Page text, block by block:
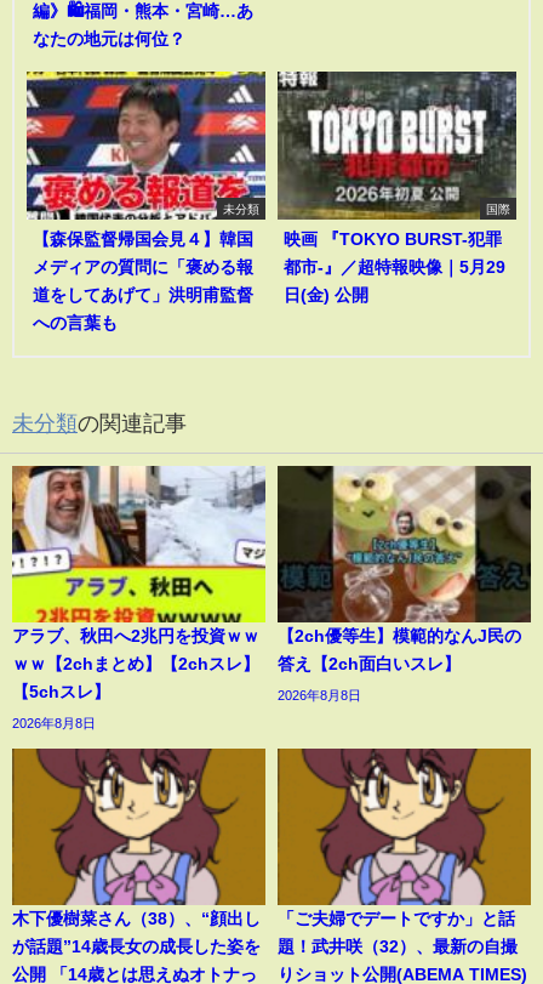
編》🛍️福岡・熊本・宮崎…あ
なたの地元は何位？
未分類
【森保監督帰国会見４】韓国
メディアの質問に「褒める報
道をしてあげて」洪明甫監督
への言葉も
国際
映画 『TOKYO BURST-犯罪
都市-』／超特報映像｜5月29
日(金) 公開
未分類の関連記事
アラブ、秋田へ2兆円を投資ｗｗ
ｗｗ【2chまとめ】【2chスレ】
【5chスレ】
2026年8月8日
【2ch優等生】模範的なんJ民の
答え【2ch面白いスレ】
2026年8月8日
木下優樹菜さん（38）、“顔出し
が話題”14歳長女の成長した姿を
公開 「14歳とは思えぬオトナっ
「ご夫婦でデートですか」と話
題！武井咲（32）、最新の自撮
りショット公開(ABEMA TIMES)